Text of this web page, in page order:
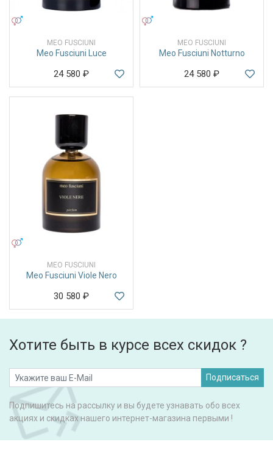
MEO FUSCIUNI
Meo Fusciuni Luce
24 580 ₽
MEO FUSCIUNI
Meo Fusciuni Notturno
24 580 ₽
MEO FUSCIUNI
Meo Fusciuni Viole Nero
30 580 ₽
Хотите быть в курсе всех скидок ?
Подписаться
Подпишитесь на рассылку и вы будете узнавать обо всех
акциях и скидках нашего интернет-магазина первыми !